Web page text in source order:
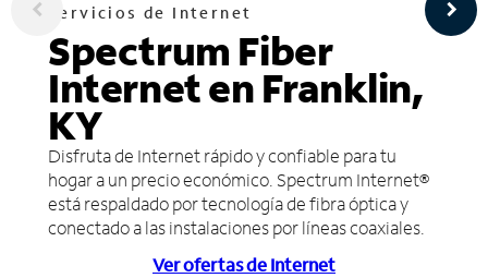
Servicios de Internet
Spectrum Fiber
Internet en Franklin,
KY
Disfruta de Internet rápido y confiable para tu
hogar a un precio económico. Spectrum Internet®
está respaldado por tecnología de fibra óptica y
conectado a las instalaciones por líneas coaxiales.
Ver ofertas de Internet